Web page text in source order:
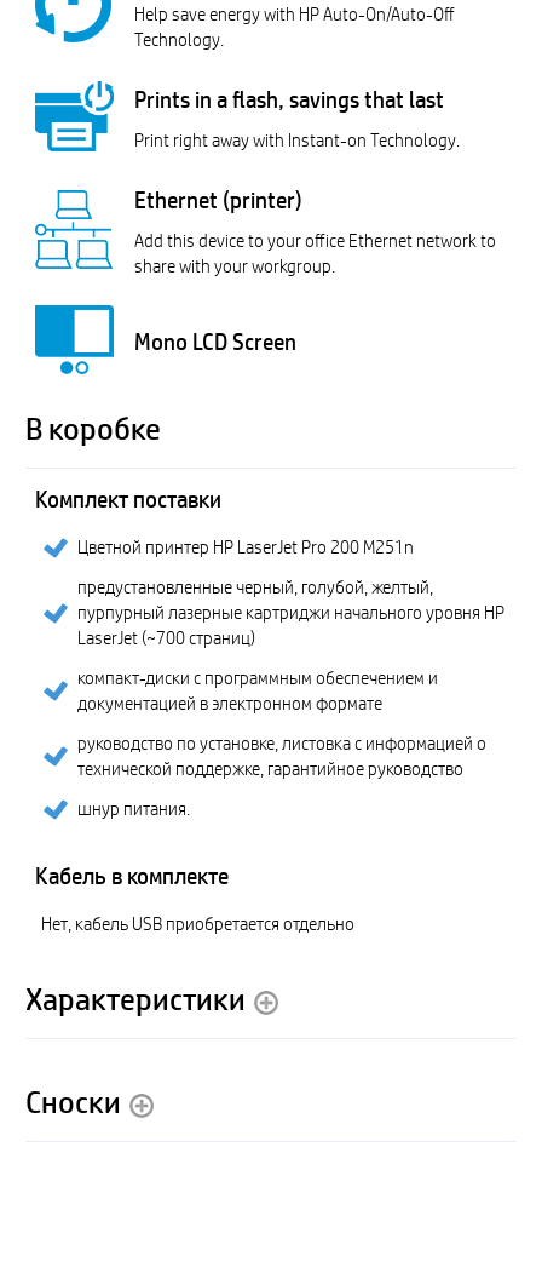
Help save energy with HP Auto-On/Auto-Off
Technology.
Prints in a flash, savings that last
Print right away with Instant-on Technology.
Ethernet (printer)
Add this device to your office Ethernet network to
share with your workgroup.
Mono LCD Screen
В коробке
Комплект поставки
Цветной принтер HP LaserJet Pro 200 M251n
предустановленные черный, голубой, желтый,
пурпурный лазерные картриджи начального уровня HP
LaserJet (~700 страниц)
компакт-диски с программным обеспечением и
документацией в электронном формате
руководство по установке, листовка с информацией о
технической поддержке, гарантийное руководство
шнур питания.
Кабель в комплекте
Нет, кабель USB приобретается отдельно
Характеристики
Сноски